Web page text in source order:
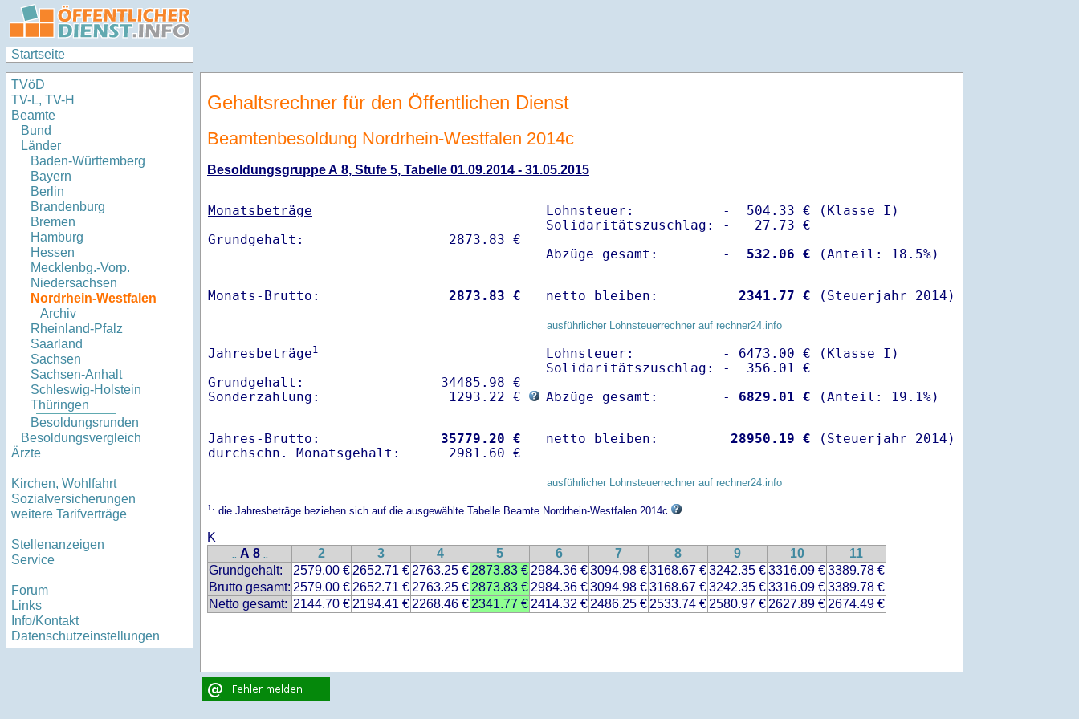
Startseite
TVöD
TV-L, TV-H
Beamte
Bund
Länder
Baden-Württemberg
Bayern
Berlin
Brandenburg
Bremen
Hamburg
Hessen
Mecklenbg.-Vorp.
Niedersachsen
Nordrhein-Westfalen
Archiv
Rheinland-Pfalz
Saarland
Sachsen
Sachsen-Anhalt
Schleswig-Holstein
Thüringen
Besoldungsrunden
Besoldungsvergleich
Ärzte
Kirchen, Wohlfahrt
Sozialversicherungen
weitere Tarifverträge
Stellenanzeigen
Service
Forum
Links
Info/Kontakt
Datenschutzeinstellungen
Gehaltsrechner für den Öffentlichen Dienst
Beamtenbesoldung Nordrhein-Westfalen 2014c
Besoldungsgruppe A 8, Stufe 5, Tabelle 01.09.2014 - 31.05.2015
Monatsbeträge
Lohnsteuer:           -  504.33 € (Klasse I)
Solidaritätszuschlag: -   27.73 €
Abzüge gesamt:        -
  532.06 €
Monats-Brutto: 2873.83 € netto bleiben: 2341.77 € (Steuerjahr 2014)
ausführlicher Lohnsteuerrechner auf rechner24.info
Jahresbeträge1
Grundgehalt:                 34485.98 €
Sonderzahlung:                1293.22 €
Lohnsteuer:           - 6473.00 € (Klasse I)
Solidaritätszuschlag: -  356.01 €
Abzüge gesamt:        -
6829.01 €
Jahres-Brutto: 35779.20 €
netto bleiben: 28950.19 € (Steuerjahr 2014)
ausführlicher Lohnsteuerrechner auf rechner24.info
1: die Jahresbeträge beziehen sich auf die ausgewählte Tabelle Beamte Nordrhein-Westfalen 2014c
K
.. A 8 .. 2 3 4 5 6 7 8 9 10
11
Grundgehalt:
2579.00 € 2652.71 € 2763.25 € 2873.83 € 2984.36 €3094.98 €3168.67 €3242.35 €3316.09 €3389.78 €
Brutto gesamt: 2579.00 € 2652.71 € 2763.25 € 2873.83 € 2984.36 €3094.98 €3168.67 €3242.35 €3316.09 €3389.78 €
Netto gesamt: 2144.70 € 2194.41 € 2268.46 € 2341.77 € 2414.32 € 2486.25 € 2533.74 € 2580.97 € 2627.89 € 2674.49 €